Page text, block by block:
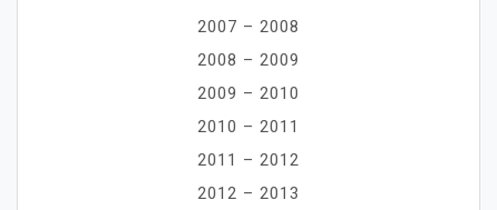
2007 – 2008
2008 – 2009
2009 – 2010
2010 – 2011
2011 – 2012
2012 – 2013